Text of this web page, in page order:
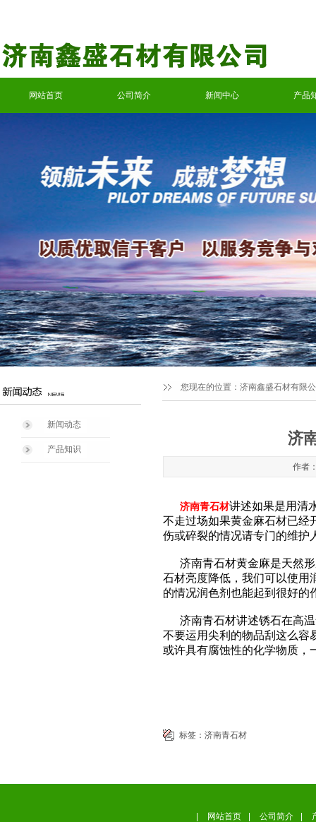
网站首页 公司简介 新闻中心 产品
您现在的位置： 济南鑫盛石材有限
新闻动态
产品知识
济
作者
济南青石材讲述如果是用清
不走过场如果黄金麻石材已经
伤或碎裂的情况请专门的维护
济南青石材黄金麻是天然形
石材亮度降低，我们可以使用
的情况润色剂也能起到很好的
济南青石材讲述锈石在高温
不要运用尖利的物品刮这么容
或许具有腐蚀性的化学物质，
标签： 济南青石材
网站首页 公司简介